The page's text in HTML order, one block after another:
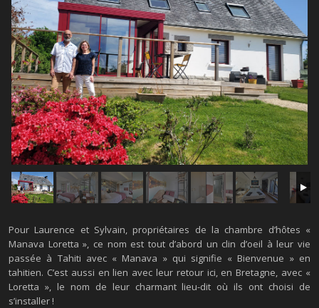
Pour Laurence et Sylvain, propriétaires de la chambre d’hôtes «
Manava Loretta », ce nom est tout d’abord un clin d’oeil à leur vie
passée à Tahiti avec « Manava » qui signifie « Bienvenue » en
tahitien. C’est aussi en lien avec leur retour ici, en Bretagne, avec «
Loretta », le nom de leur charmant lieu-dit où ils ont choisi de
s’installer !